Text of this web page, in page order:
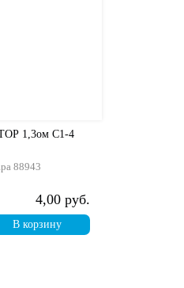
1,3ом С1-4
88943
4,00 руб.
В корзину